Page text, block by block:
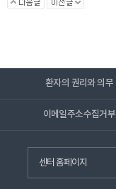
환자의 권리와 의무
이메일주소수집거부
센터 홈페이지